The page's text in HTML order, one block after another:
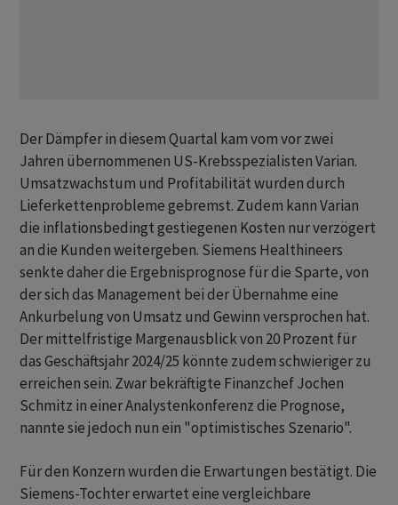
Der Dämpfer in diesem Quartal kam vom vor zwei
Jahren übernommenen US-Krebsspezialisten Varian.
Umsatzwachstum und Profitabilität wurden durch
Lieferkettenprobleme gebremst. Zudem kann Varian
die inflationsbedingt gestiegenen Kosten nur verzögert
an die Kunden weitergeben. Siemens Healthineers
senkte daher die Ergebnisprognose für die Sparte, von
der sich das Management bei der Übernahme eine
Ankurbelung von Umsatz und Gewinn versprochen hat.
Der mittelfristige Margenausblick von 20 Prozent für
das Geschäftsjahr 2024/25 könnte zudem schwieriger zu
erreichen sein. Zwar bekräftigte Finanzchef Jochen
Schmitz in einer Analystenkonferenz die Prognose,
nannte sie jedoch nun ein "optimistisches Szenario".
Für den Konzern wurden die Erwartungen bestätigt. Die
Siemens-Tochter erwartet eine vergleichbare